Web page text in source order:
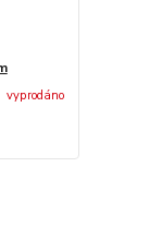
vyprodáno